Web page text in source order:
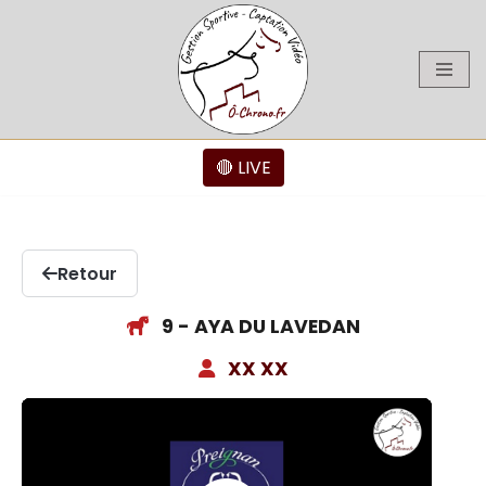
🔴 LIVE
Retour
9 - AYA DU LAVEDAN
XX XX